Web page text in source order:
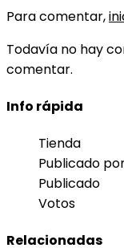
Para comentar,
Todavía no hay
comentar.
Info rápida
Tienda
Publicado
Publicado
Votos
Relacionadas